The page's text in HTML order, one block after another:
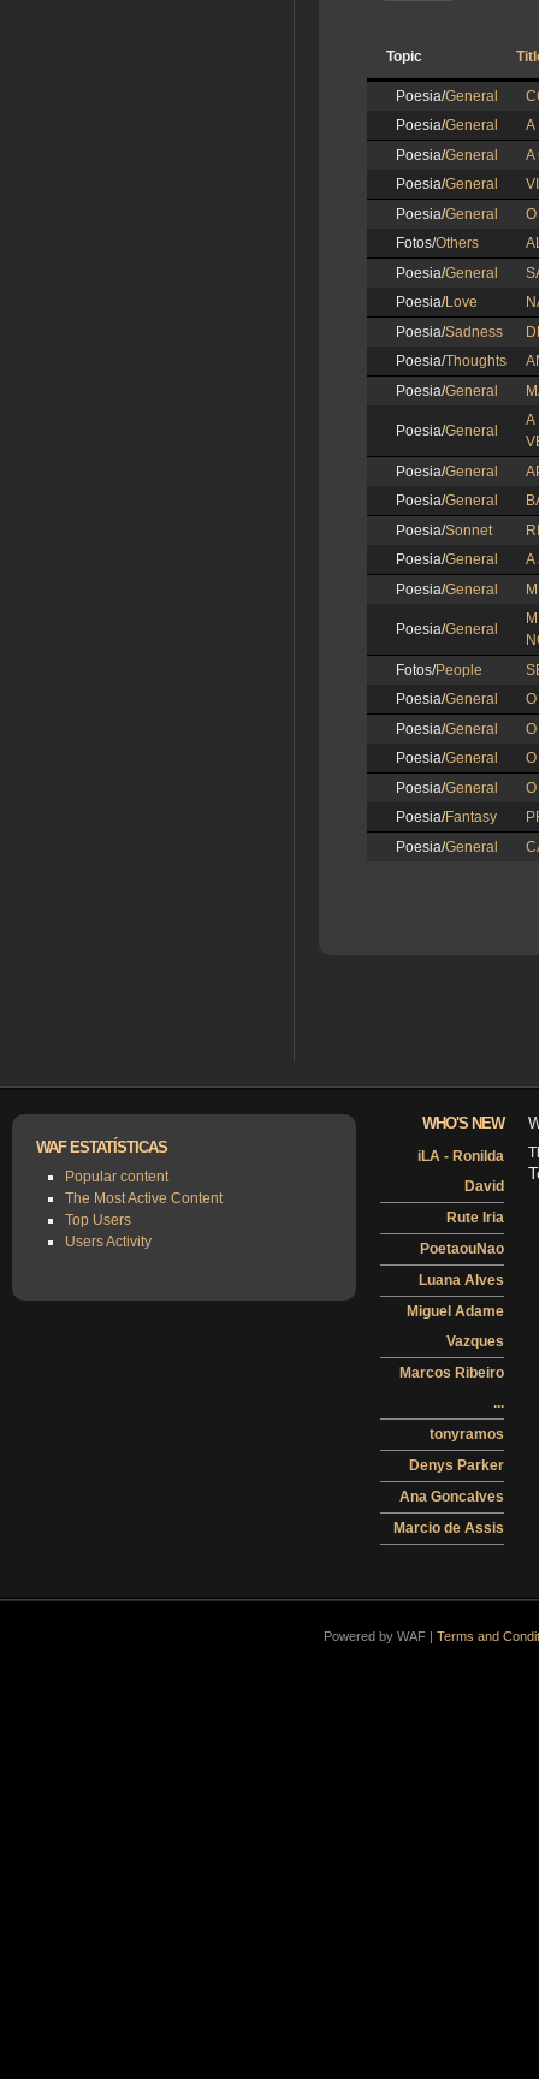
Topic
Poesia/General
Poesia/General
A
Poesia/General
A
Poesia/General
Poesia/General
Fotos/Others
Poesia/General
Poesia/Love
Poesia/Sadness
Poesia/Thoughts
Poesia/General
Poesia/General
Poesia/General
Poesia/General
Poesia/Sonnet
Poesia/General
A
Poesia/General
Poesia/General
Fotos/People
Poesia/General
Poesia/General
O
Poesia/General
Poesia/General
Poesia/Fantasy
Poesia/General
WAF ESTATÍSTICAS
Popular content
The Most Active Content
Top Users
Users Activity
WHO'S NEW
iLA - Ronilda
David
Rute Iria
PoetaouNao
Luana Alves
Miguel Adame
Vazques
Marcos Ribeiro
...
tonyramos
Denys Parker
Ana Goncalves
Marcio de Assis
Powered by WAF | Terms and